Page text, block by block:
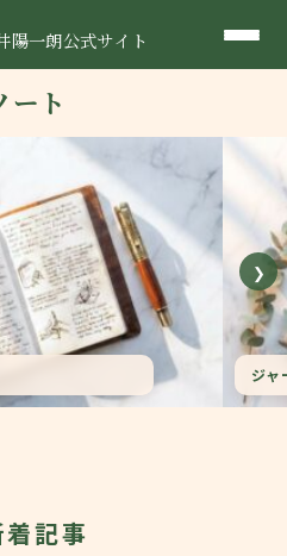
陽一朗公式サイト
ート
ジャ
❯
着記事